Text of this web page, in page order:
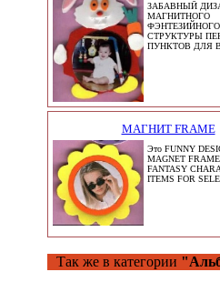
ЗАБАВНЫЙ
МАГНИТНОГО
СТРУКТУРЫ
ПУНКТОВ ДЛЯ
МАГНИТ FRAME
Это FUNNY
MAGNET
FANTASY
ITEMS FOR
Так же в категории